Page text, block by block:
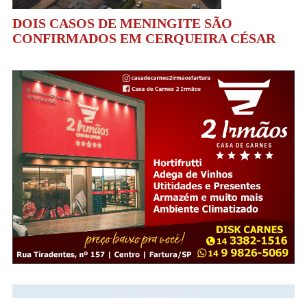
DOIS CASOS DE MENINGITE SÃO
CONFIRMADOS EM CERQUEIRA CÉSAR